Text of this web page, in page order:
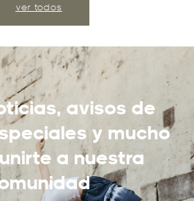
ver todos
avisos de
y mucho
a nuestra